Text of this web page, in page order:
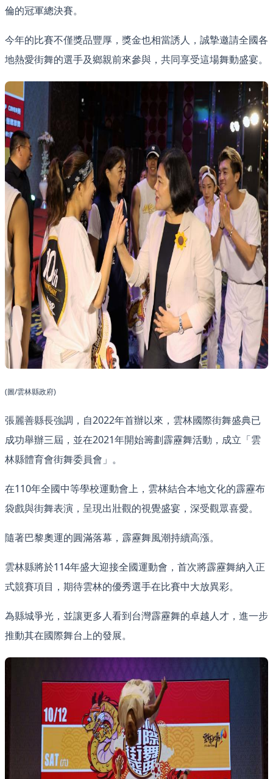
倫的冠軍總決賽。
今年的比賽不僅獎品豐厚，獎金也相當誘人，誠摯邀請全國各
地熱愛街舞的選手及鄉親前來參與，共同享受這場舞動盛宴。
(圖/雲林縣政府)
張麗善縣長強調，自2022年首辦以來，雲林國際街舞盛典已
成功舉辦三屆，並在2021年開始籌劃霹靂舞活動，成立「雲
林縣體育會街舞委員會」。
在110年全國中等學校運動會上，雲林結合本地文化的霹靂布
袋戲與街舞表演，呈現出壯觀的視覺盛宴，深受觀眾喜愛。
隨著巴黎奧運的圓滿落幕，霹靂舞風潮持續高漲。
雲林縣將於114年盛大迎接全國運動會，首次將霹靂舞納入正
式競賽項目，期待雲林的優秀選手在比賽中大放異彩。
為縣城爭光，並讓更多人看到台灣霹靂舞的卓越人才，進一步
推動其在國際舞台上的發展。